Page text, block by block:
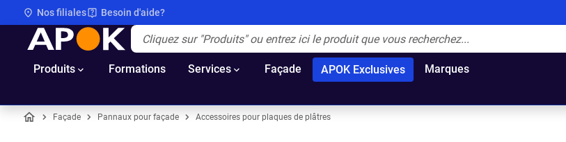
Nos filiales Besoin d'aide?
APOK
Produits Formations Services Façade APOK Exclusives Marques
Façade Pannaux pour façade Accessoires pour plaques de plâtres